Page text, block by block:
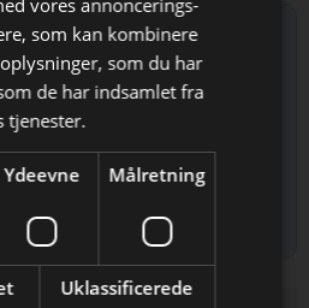
hver dag
nyheder om
din indbakke
og afmelding her
vores annoncerings-
som kan kombinere
som du har
de har indsamlet fra
tjenester.
Ydeevne Målretning
Uklassificerede